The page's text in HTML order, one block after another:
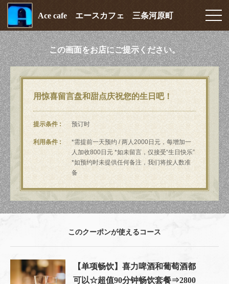
Ace cafe エースカフェ 三条河原町
この画面をお店にご提示ください。
用惊喜留言盘和甜点庆祝您的生日吧！
提示条件 预订时
利用条件
*需提前一天预约 / 两人2000日元，每增加一
人加收800日元 *如未留言，仅接受“生日快乐”
*如预约时未提供任何备注，我们将按人数准
备
このクーポンが使えるコース
【单项畅饮】喜力啤酒和葡萄酒都
可以☆超值90分钟畅饮套餐⇒2800